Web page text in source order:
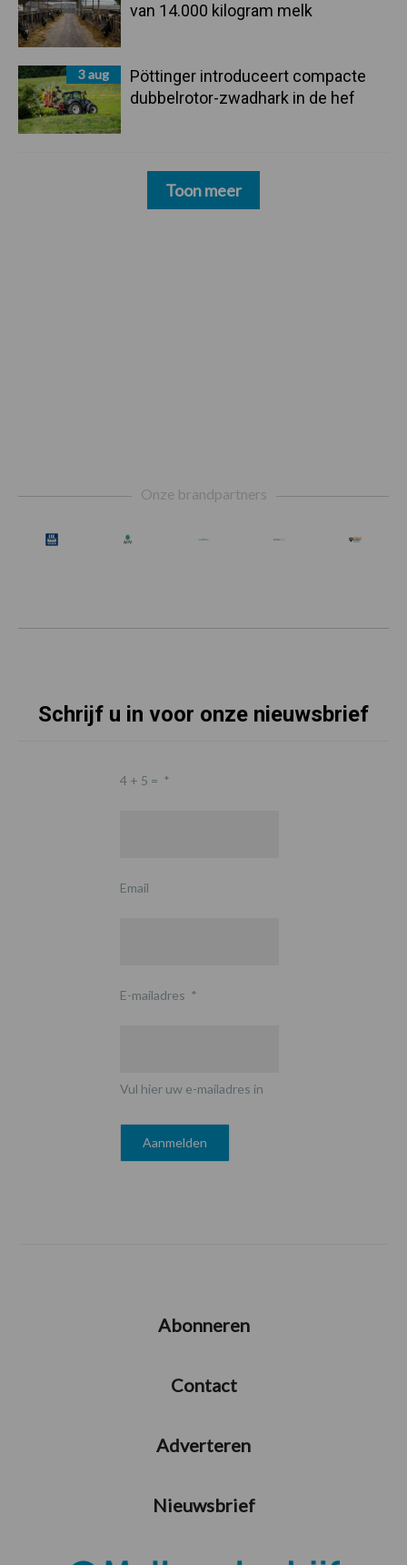
van 14.000 kilogram melk
3 aug
Pöttinger introduceert compacte
dubbelrotor-zwadhark in de hef
Toon meer
Onze brandpartners
Schrijf u in voor onze nieuwsbrief
4 + 5 = *
Email
E-mailadres *
Vul hier uw e-mailadres in
Abonneren
Contact
Adverteren
Nieuwsbrief